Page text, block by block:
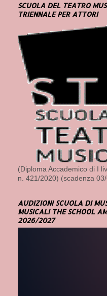
SCUOLA DEL TEATRO
TRIENNALE PER ATTORI
(Diploma Accademico di I
n. 421/2020) (scadenza
AUDIZIONI SCUOLA DI
MUSICAL! THE SCHOOL
2026/2027